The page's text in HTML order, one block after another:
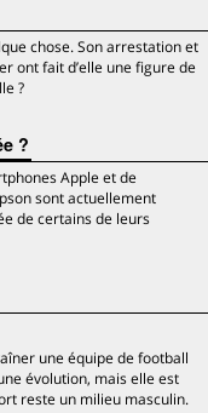
chose. Son arrestation et
ont fait d’elle une figure de
?
?
Apple et de
sont actuellement
de certains de leurs
une équipe de football
évolution, mais elle est
reste un milieu masculin.